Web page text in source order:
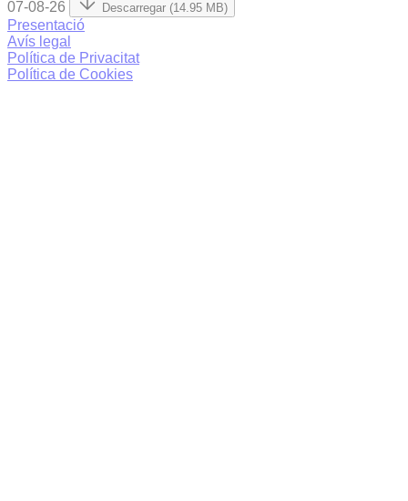
07-08-26 Descarregar (14.95 MB)
Presentació
Avís legal
Política de Privacitat
Política de Cookies